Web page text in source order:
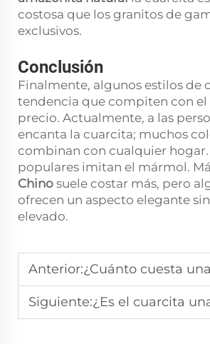
costosa que los granitos de
exclusivos.
Conclusión
Finalmente, algunos estilos de
tendencia que compiten con el
precio. Actualmente, a las
encanta la cuarcita; muchos
combinan con cualquier hogar.
populares imitan el mármol.
Chino suele costar más, pero
ofrecen un aspecto elegante
elevado.
Anterior:¿Cuánto cuesta una
Siguiente:¿Es el cuarcita una piedra